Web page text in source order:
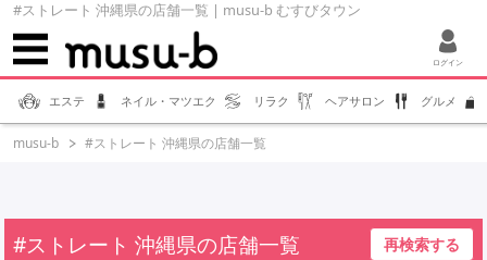
#ストレート 沖縄県の店舗一覧 | musu-b むすびタウン
ログイン
エステ ネイル・マツエク リラク ヘアサロン グルメ
musu-b #ストレート 沖縄県の店舗一覧
#ストレート 沖縄県の店舗一覧 再検索する